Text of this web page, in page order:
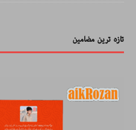
تازہ ترین مضامین